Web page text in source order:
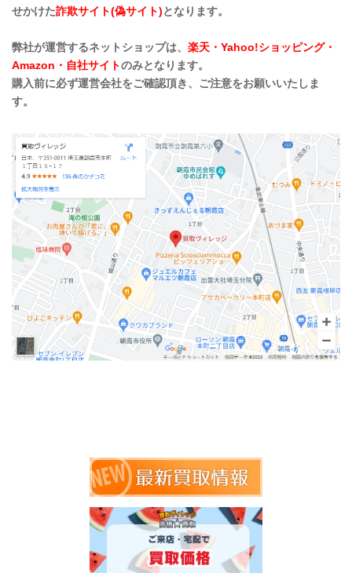
せかけた詐欺サイト(偽サイト)となります。
弊社が運営するネットショップは、 楽天・Yahoo!ショッピング・
Amazon・自社サイトのみとなります。
購入前に必ず運営会社をご確認頂き、ご注意をお願いいたしま
す。